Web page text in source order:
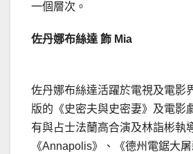
一個層次。
佐丹娜布絲達 飾 Mia
佐丹娜布絲達活躍於電視及電影
版的《史密夫與史密妻》及電影
有與占士法蘭高合演及林詣彬執
《Annapolis》、《德州電鋸大